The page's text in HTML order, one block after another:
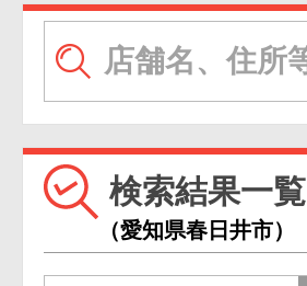
検索結果一覧
（愛知県春日井市）